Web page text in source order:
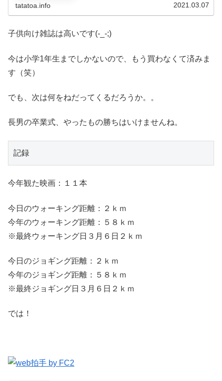
tatatoa.info 2021.03.07
子供向け雑誌は高いです(-_-;)
今は小学1年生までしかないので、もう買わなくて済みま
す（笑）
でも、次は何をねだってくるだろうか。。
長男の卒業式、やったもの勝ちはいけませんね。
記録
今年観た映画：１１本
今日のウォーキング距離：２ｋｍ
今年のウォーキング距離：５８ｋｍ
※最終ウォーキング日３月６日２ｋｍ
今日のジョギング距離：２ｋｍ
今年のジョギング距離：５８ｋｍ
※最終ジョギング日３月６日２ｋｍ
では！